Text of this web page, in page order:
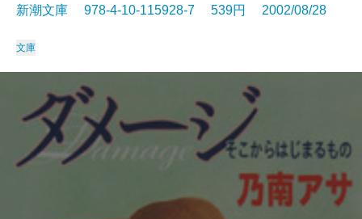
新潮文庫 978-4-10-115928-7 539円 2002/08/28
文庫